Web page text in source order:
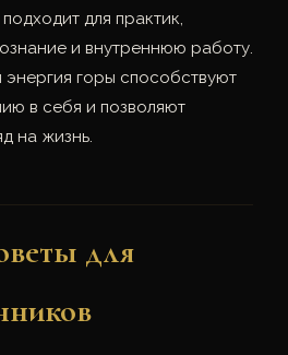
для практик,
и внутреннюю работу.
горы способствуют
в себя и позволяют
на жизнь.
для